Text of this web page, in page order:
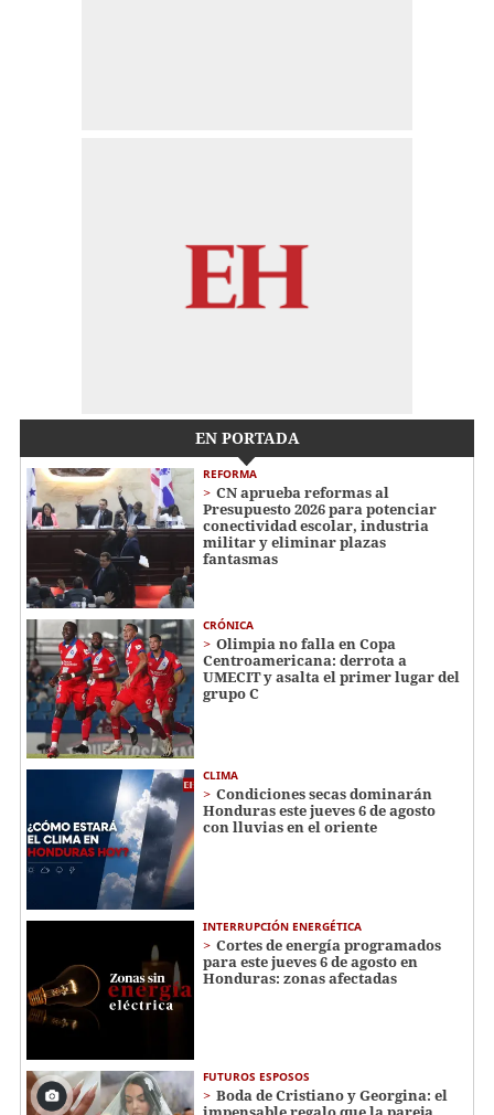
EN PORTADA
REFORMA
CN aprueba reformas al
Presupuesto 2026 para potenciar
conectividad escolar, industria
militar y eliminar plazas
fantasmas
CRÓNICA
Olimpia no falla en Copa
Centroamericana: derrota a
UMECIT y asalta el primer lugar del
grupo C
CLIMA
Condiciones secas dominarán
Honduras este jueves 6 de agosto
con lluvias en el oriente
INTERRUPCIÓN ENERGÉTICA
Cortes de energía programados
para este jueves 6 de agosto en
Honduras: zonas afectadas
FUTUROS ESPOSOS
Boda de Cristiano y Georgina: el